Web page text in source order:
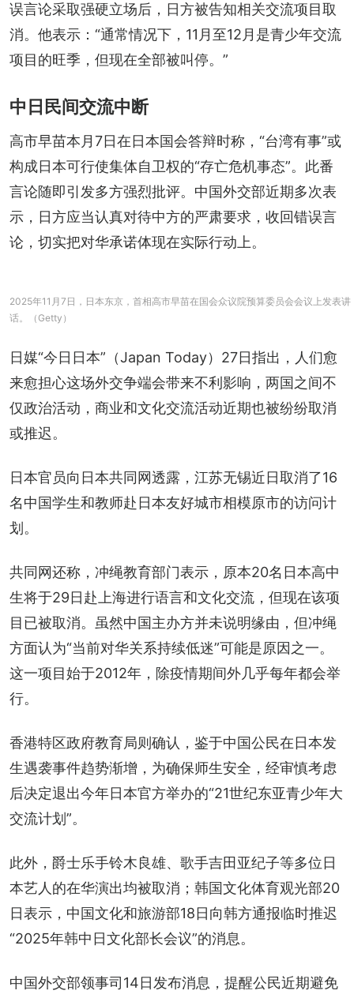
误言论采取强硬立场后，日方被告知相关交流项目取
消。他表示：“通常情况下，11月至12月是青少年交流
项目的旺季，但现在全部被叫停。”
中日民间交流中断
高市早苗本月7日在日本国会答辩时称，“台湾有事”或
构成日本可行使集体自卫权的“存亡危机事态”。此番
言论随即引发多方强烈批评。中国外交部近期多次表
示，日方应当认真对待中方的严肃要求，收回错误言
论，切实把对华承诺体现在实际行动上。
2025年11月7日，日本东京，首相高市早苗在国会众议院预算委员会会议上发表讲
话。（Getty）
日媒“今日日本”（Japan Today）27日指出，人们愈
来愈担心这场外交争端会带来不利影响，两国之间不
仅政治活动，商业和文化交流活动近期也被纷纷取消
或推迟。
日本官员向日本共同网透露，江苏无锡近日取消了16
名中国学生和教师赴日本友好城市相模原市的访问计
划。
共同网还称，冲绳教育部门表示，原本20名日本高中
生将于29日赴上海进行语言和文化交流，但现在该项
目已被取消。虽然中国主办方并未说明缘由，但冲绳
方面认为“当前对华关系持续低迷”可能是原因之一。
这一项目始于2012年，除疫情期间外几乎每年都会举
行。
香港特区政府教育局则确认，鉴于中国公民在日本发
生遇袭事件趋势渐增，为确保师生安全，经审慎考虑
后决定退出今年日本官方举办的“21世纪东亚青少年大
交流计划”。
此外，爵士乐手铃木良雄、歌手吉田亚纪子等多位日
本艺人的在华演出均被取消；韩国文化体育观光部20
日表示，中国文化和旅游部18日向韩方通报临时推迟
“2025年韩中日文化部长会议”的消息。
中国外交部领事司14日发布消息，提醒公民近期避免